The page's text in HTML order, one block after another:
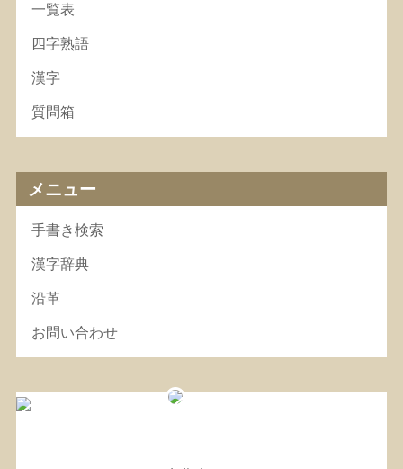
一覧表
四字熟語
漢字
質問箱
メニュー
手書き検索
漢字辞典
沿革
お問い合わせ